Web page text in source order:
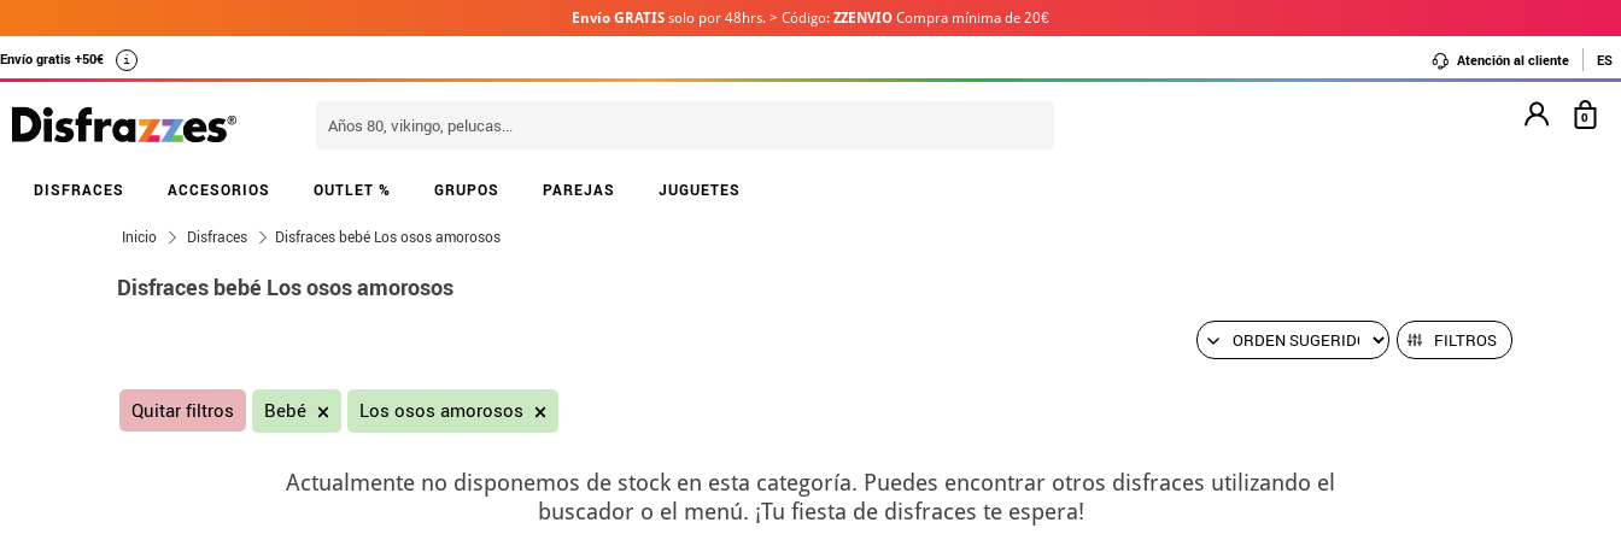
Envío GRATIS solo por 48hrs. > Código: ZZENVIO Compra mínima de 20€
Envío gratis +50€ i Atención al cliente ES
DISFRACES ACCESORIOS OUTLET % GRUPOS PAREJAS JUGUETES
0
Inicio Disfraces Disfraces bebé Los osos amorosos
Disfraces bebé Los osos amorosos
FILTROS
Quitar filtros Bebé Los osos amorosos
Actualmente no disponemos de stock en esta categoría. Puedes encontrar otros disfraces utilizando el
buscador o el menú. ¡Tu fiesta de disfraces te espera!